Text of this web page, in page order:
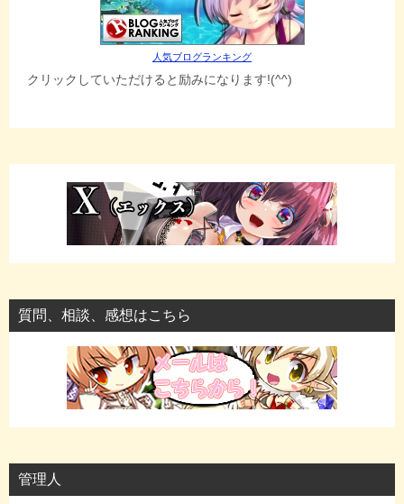
人気ブログランキング
クリックしていただけると励みになります!(^^)
質問、相談、感想はこちら
管理人